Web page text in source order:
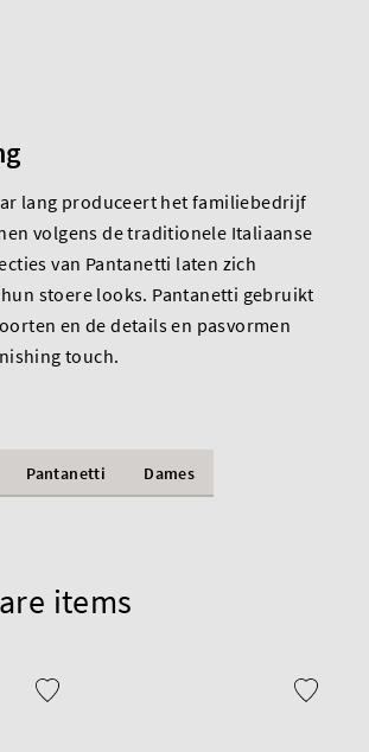
lang produceert het familiebedrijf
volgens de traditionele Italiaanse
van Pantanetti laten zich
stoere looks. Pantanetti gebruikt
en de details en pasvormen
touch.
Pantanetti Dames
items